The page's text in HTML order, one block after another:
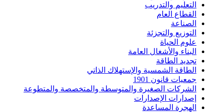
التعليم والتدريب
القطاع العام
الصناعة
التوزيع والتجزئة
علوم الحياة
البناء والأشغال العامة
تجديد الطاقة
الطاقة الشمسية والإستهلاك الذاتي
جمعيات قانون 1901
الشركات الصغيرة والمتوسطة والمتخصصة والمتطوعة
إصدارات الإصدارات
الهجرة المساعدة